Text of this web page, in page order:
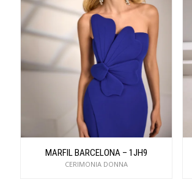
MARFIL BARCELONA – 1JH9
CERIMONIA DONNA